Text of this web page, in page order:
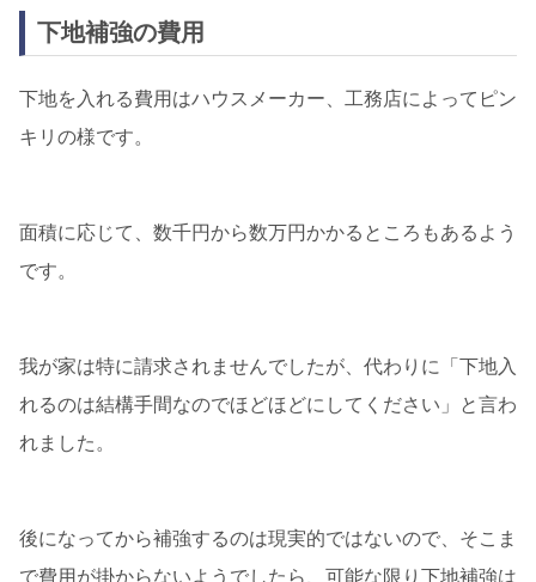
下地補強の費用
下地を入れる費用はハウスメーカー、工務店によってピン
キリの様です。
面積に応じて、数千円から数万円かかるところもあるよう
です。
我が家は特に請求されませんでしたが、代わりに「下地入
れるのは結構手間なのでほどほどにしてください」と言わ
れました。
後になってから補強するのは現実的ではないので、そこま
で費用が掛からないようでしたら、可能な限り下地補強は